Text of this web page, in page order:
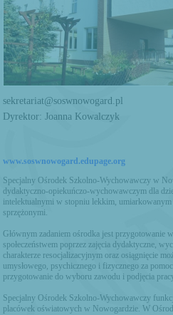
sekretariat@soswnowogard.pl
Dyrektor: Joanna Kowalczyk
www.soswnowogard.edupage.org
Specjalny Ośrodek Szkolno-Wychowawczy w
dydaktyczno-opiekuńczo-wychowawczym dla
intelektualnymi w stopniu lekkim, umiarkowanym
sprzężonymi.
Głównym zadaniem ośrodka jest przygotowanie
społeczeństwem poprzez zajęcia dydaktyczne,
charakterze resocjalizacyjnym oraz osiągnięcie
umysłowego, psychicznego i fizycznego za
przygotowanie do wyboru zawodu i podjęcia
Specjalny Ośrodek Szkolno-Wychowawczy
placówek oświatowych w Nowogardzie. W